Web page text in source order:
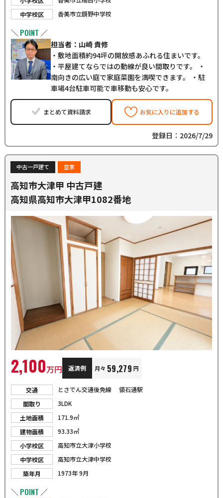
中学校区
香美市立鏡野中学校
＼ POINT ／
担当者：山崎 貴修
・敷地面積約94坪の開放感あふれる住まいです。
・平屋建てならではの動線が良い間取りです。 ・
南向きの広い庭で家庭菜園を満喫できます。 ・駐
車場4台駐車可能で車移動も安心です。
まとめて資料請求 お気に入りに追加する
登録日：2026/7/29
中古一戸建て 空家
高知市大津甲 中古戸建
高知県高知市大津甲1082番地
2,100万円 返済例 月々 59,279 円
交通
とさでん交通後免線 領石通駅
間取り
3LDK
土地面積
171.9㎡
建物面積
93.33㎡
小学校区
高知市立大津小学校
中学校区
高知市立大津中学校
築年月
1973年 9月
＼ POINT ／